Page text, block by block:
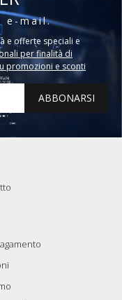
e-mail.
e offerte speciali e
per finalità di
promozioni e sconti
ABBONARSI